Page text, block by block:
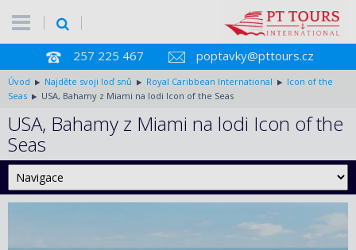
257 225 467 poptavky@pttours.cz
Úvod Najděte svoji loď snů Royal Caribbean International
Icon of the
Seas
USA, Bahamy z Miami na lodi Icon of the Seas
USA, Bahamy z Miami na lodi Icon of the
Seas